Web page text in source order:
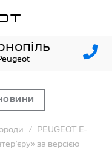
PEUGEOT E-
за версією